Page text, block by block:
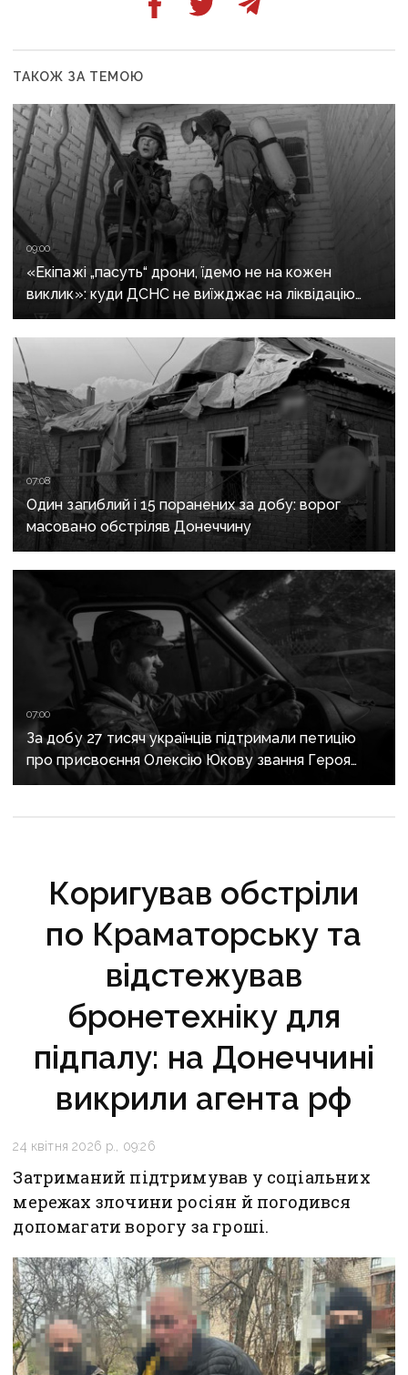
ТАКОЖ ЗА ТЕМОЮ
09:00
«Екіпажі „пасуть“ дрони, їдемо не на кожен
виклик»: куди ДСНС не виїжджає на ліквідацію
надзвичайних ситуацій у Краматорську
та Слов’янську
07:08
Один загиблий і 15 поранених за добу: ворог
масовано обстріляв Донеччину
07:00
За добу 27 тисяч українців підтримали петицію
про присвоєння Олексію Юкову звання Героя
України посмертно
Коригував обстріли
по Краматорську та
відстежував
бронетехніку для
підпалу: на Донеччині
викрили агента рф
24 квітня 2026 р., 09:26
Затриманий підтримував у соціальних
мережах злочини росіян й погодився
допомагати ворогу за гроші.